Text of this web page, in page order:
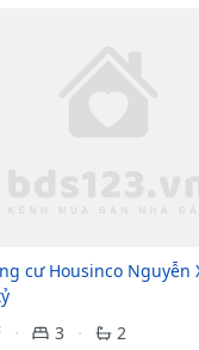
cư Housinco Nguyễn
3
2